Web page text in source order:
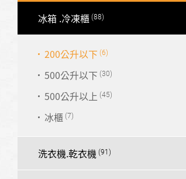
冰箱 .冷凍櫃
200公升以下
500公升以下
500公升以上
冰櫃
洗衣機.乾衣機